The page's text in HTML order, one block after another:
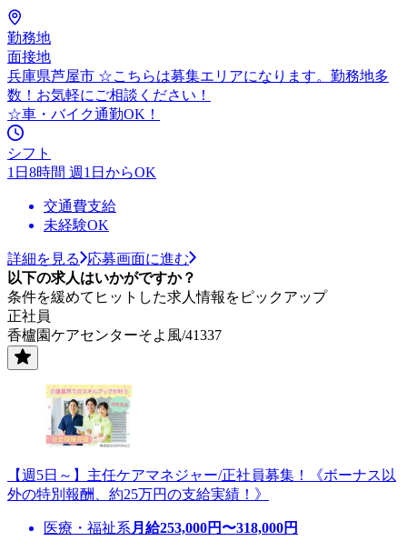
勤務地
面接地
兵庫県芦屋市 ☆こちらは募集エリアになります。勤務地多
数！お気軽にご相談ください！
☆車・バイク通勤OK！
シフト
1日8時間 週1日からOK
交通費支給
未経験OK
詳細を見る
応募画面に進む
以下の求人はいかがですか？
条件を緩めてヒットした求人情報をピックアップ
正社員
香櫨園ケアセンターそよ風/41337
【週5日～】主任ケアマネジャー/正社員募集！《ボーナス以
外の特別報酬、約25万円の支給実績！》
医療・福祉系 月給253,000円〜318,000円